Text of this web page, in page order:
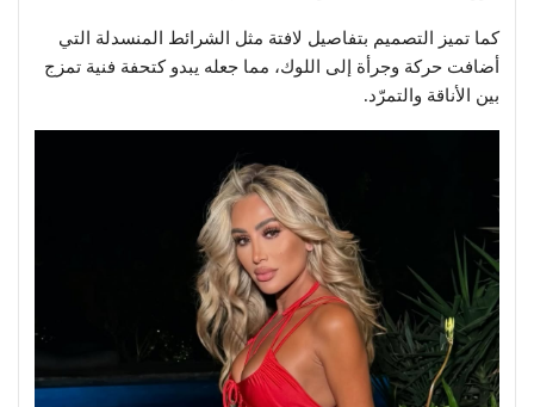
كما تميز التصميم بتفاصيل لافتة مثل الشرائط المنسدلة التي
أضافت حركة وجرأة إلى اللوك، مما جعله يبدو كتحفة فنية تمزج
بين الأناقة والتمرّد.